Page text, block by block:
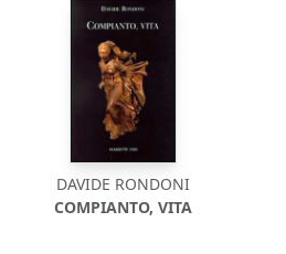
DAVIDE RONDONI
COMPIANTO, VITA